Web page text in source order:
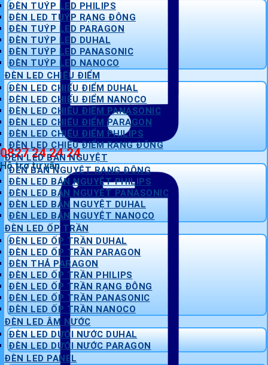
0827 24 24 24
Hỗ trợ tư vấn
ĐÈN TUÝP LED PHILIPS
ĐÈN LED TUÝP RẠNG ĐÔNG
ĐÈN TUÝP LED PARAGON
ĐÈN TUÝP LED DUHAL
ĐÈN TUÝP LED PANASONIC
ĐÈN TUÝP LED NANOCO
ĐÈN LED CHIẾU ĐIỂM
ĐÈN LED CHIẾU ĐIỂM DUHAL
ĐÈN LED CHIẾU ĐIỂM NANOCO
ĐÈN LED CHIẾU ĐIỂM PANASONIC
ĐÈN LED CHIẾU ĐIỂM PARAGON
ĐÈN LED CHIẾU ĐIỂM PHILIPS
ĐÈN LED CHIẾU ĐIỂM RẠNG ĐÔNG
ĐÈN LED BÁN NGUYỆT
ĐÈN BÁN NGUYỆT RẠNG ĐÔNG
ĐÈN LED BÁN NGUYỆT PHILIPS
ĐÈN LED BÁN NGUYỆT PANASONIC
ĐÈN LED BÁN NGUYỆT DUHAL
ĐÈN LED BÁN NGUYỆT NANOCO
ĐÈN LED ỐP TRẦN
ĐÈN LED ỐP TRẦN DUHAL
ĐÈN LED ỐP TRẦN PARAGON
ĐÈN THẢ PARAGON
ĐÈN LED ỐP TRẦN PHILIPS
ĐÈN LED ỐP TRẦN RẠNG ĐÔNG
ĐÈN LED ỐP TRẦN PANASONIC
ĐÈN LED ỐP TRẦN NANOCO
ĐÈN LED ÂM NƯỚC
ĐÈN LED DƯỚI NƯỚC DUHAL
ĐÈN LED DƯỚI NƯỚC PARAGON
ĐÈN LED PANEL